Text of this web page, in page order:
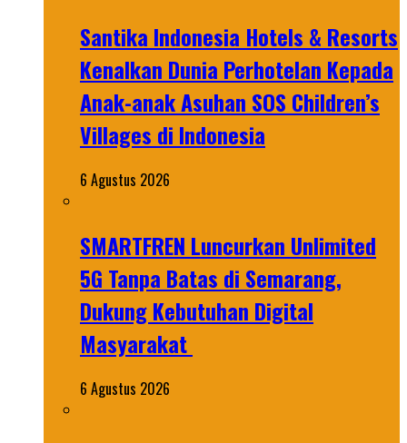
Santika Indonesia Hotels & Resorts
Kenalkan Dunia Perhotelan Kepada
Anak-anak Asuhan SOS Children’s
Villages di Indonesia
6 Agustus 2026
SMARTFREN Luncurkan Unlimited
5G Tanpa Batas di Semarang,
Dukung Kebutuhan Digital
Masyarakat
6 Agustus 2026